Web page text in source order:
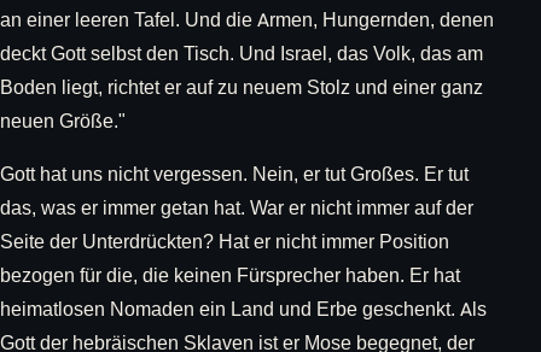
an einer leeren Tafel. Und die Armen, Hungernden, denen
deckt Gott selbst den Tisch. Und Israel, das Volk, das am
Boden liegt, richtet er auf zu neuem Stolz und einer ganz
neuen Größe."
Gott hat uns nicht vergessen. Nein, er tut Großes. Er tut
das, was er immer getan hat. War er nicht immer auf der
Seite der Unterdrückten? Hat er nicht immer Position
bezogen für die, die keinen Fürsprecher haben. Er hat
heimatlosen Nomaden ein Land und Erbe geschenkt. Als
Gott der hebräischen Sklaven ist er Mose begegnet, der